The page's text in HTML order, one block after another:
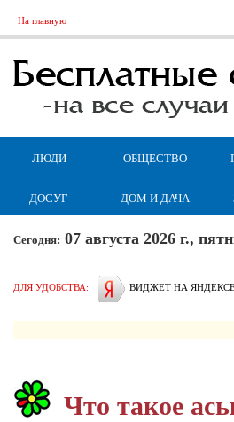
На главную
ЛЮДИ ОБЩЕСТВО
ДОСУГ ДОМ И ДАЧА
Сегодня: 07 августа 2026 г.,
ДЛЯ УДОБСТВА: ВИДЖЕТ НА
Что такое